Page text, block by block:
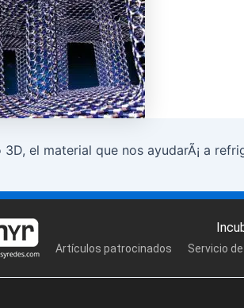
3D, el material que nos ayudarÃ¡ a
Artículos patrocinados Servicio